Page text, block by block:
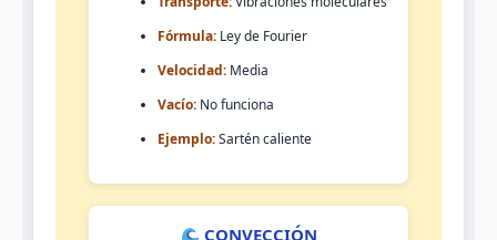
Fórmula: Ley de Fourier
Velocidad: Media
Vacío: No funciona
Ejemplo:Sartén caliente
CONVECCIÓN